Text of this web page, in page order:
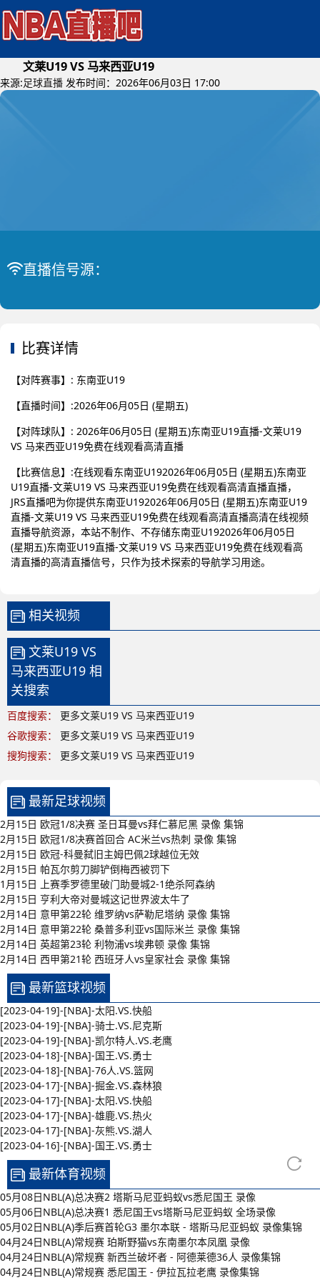
文莱U19 VS 马来西亚U19
来源:足球直播 发布时间：2026年06月03日 17:00
直播信号源：
比赛详情
【对阵赛事】: 东南亚U19
【直播时间】:2026年06月05日 (星期五)
【对阵球队】: 2026年06月05日 (星期五)东南亚U19直播-文莱U19
VS 马来西亚U19免费在线观看高清直播
【比赛信息】:在线观看东南亚U192026年06月05日 (星期五)东南亚
U19直播-文莱U19 VS 马来西亚U19免费在线观看高清直播直播，
JRS直播吧为你提供东南亚U192026年06月05日 (星期五)东南亚U19
直播-文莱U19 VS 马来西亚U19免费在线观看高清直播高清在线视频
直播导航资源，本站不制作、不存储东南亚U192026年06月05日
(星期五)东南亚U19直播-文莱U19 VS 马来西亚U19免费在线观看高
清直播的高清直播信号，只作为技术探索的导航学习用途。
相关视频
文莱U19 VS
马来西亚U19 相
关搜索
百度搜索：
更多文莱U19 VS 马来西亚U19
谷歌搜索：
更多文莱U19 VS 马来西亚U19
搜狗搜索：
更多文莱U19 VS 马来西亚U19
最新足球视频
2月15日 欧冠1/8决赛 圣日耳曼vs拜仁慕尼黑 录像 集锦
2月15日 欧冠1/8决赛首回合 AC米兰vs热刺 录像 集锦
2月15日 欧冠-科曼弑旧主姆巴佩2球越位无效
2月15日 帕瓦尔剪刀脚铲倒梅西被罚下
1月15日 上赛季罗德里破门助曼城2-1绝杀阿森纳
2月15日 亨利大帝对曼城这记世界波太牛了
2月14日 意甲第22轮 维罗纳vs萨勒尼塔纳 录像 集锦
2月14日 意甲第22轮 桑普多利亚vs国际米兰 录像 集锦
2月14日 英超第23轮 利物浦vs埃弗顿 录像 集锦
2月14日 西甲第21轮 西班牙人vs皇家社会 录像 集锦
最新篮球视频
[2023-04-19]-[NBA]-太阳.VS.快船
[2023-04-19]-[NBA]-骑士.VS.尼克斯
[2023-04-19]-[NBA]-凯尔特人.VS.老鹰
[2023-04-18]-[NBA]-国王.VS.勇士
[2023-04-18]-[NBA]-76人.VS.篮网
[2023-04-17]-[NBA]-掘金.VS.森林狼
[2023-04-17]-[NBA]-太阳.VS.快船
[2023-04-17]-[NBA]-雄鹿.VS.热火
[2023-04-17]-[NBA]-灰熊.VS.湖人
[2023-04-16]-[NBA]-国王.VS.勇士
最新体育视频
05月08日NBL(A)总决赛2 塔斯马尼亚蚂蚁vs悉尼国王 录像
05月06日NBL(A)总决赛1 悉尼国王vs塔斯马尼亚蚂蚁 全场录像
05月02日NBL(A)季后赛首轮G3 墨尔本联 - 塔斯马尼亚蚂蚁 录像集锦
04月24日NBL(A)常规赛 珀斯野猫vs东南墨尔本凤凰 录像
04月24日NBL(A)常规赛 新西兰破坏者 - 阿德莱德36人 录像集锦
04月24日NBL(A)常规赛 悉尼国王 - 伊拉瓦拉老鹰 录像集锦